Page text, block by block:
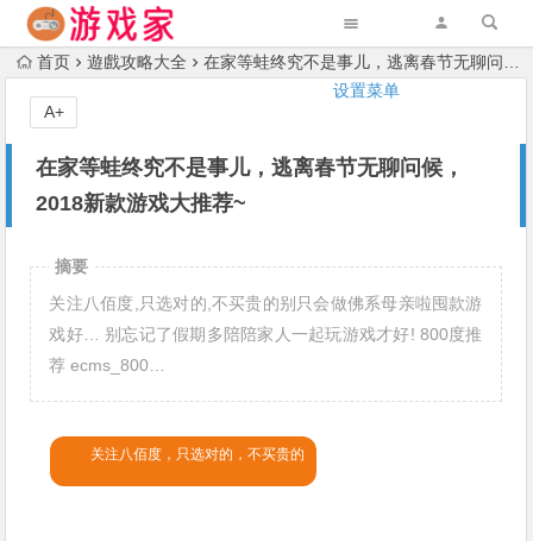
设置菜单
首页 遊戲攻略大全 在家等蛙终究不是事儿，逃离春节无聊问候，2018新款游戏大推荐~
在家等蛙终究不是事儿，逃离春节无聊问候，
2018新款游戏大推荐~
A+
摘要
关注八佰度,只选对的,不买贵的别只会做佛系母亲啦囤款游
戏好… 别忘记了假期多陪陪家人一起玩游戏才好! 800度推
荐 ecms_800…
关注八佰度，只选对的，不买贵的